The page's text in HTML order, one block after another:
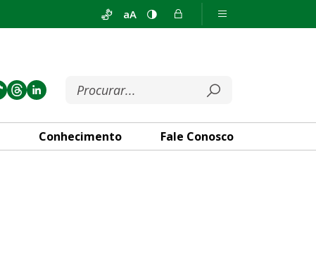
aA
Conhecimento Fale Conosco